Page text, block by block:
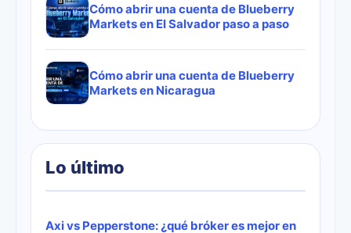
Cómo abrir una cuenta de Blueberry
Markets en El Salvador paso a paso
Cómo abrir una cuenta de Blueberry
Markets en Nicaragua
Lo último
Axi vs Pepperstone: ¿qué bróker es mejor en